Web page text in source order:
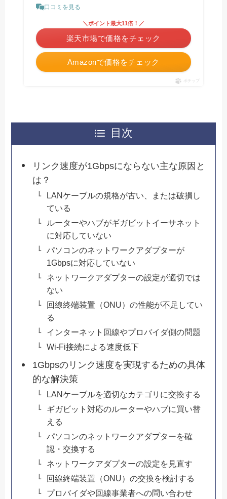
口コミを見る
Amazonで価格をチェック
＼ポイント最大11倍！／
楽天市場で価格をチェック
ポチップ
目次
リンク速度が1Gbpsにならない主な原因と
は？
LANケーブルの規格が古い、または破損し
ている
ルーターやハブがギガビットイーサネット
に対応していない
パソコンのネットワークアダプターが
1Gbpsに対応していない
ネットワークアダプターの設定が適切では
ない
回線終端装置（ONU）の性能が不足してい
る
インターネット回線やプロバイダ側の問題
Wi-Fi接続による速度低下
1Gbpsのリンク速度を実現するための具体
的な解決策
LANケーブルを適切なカテゴリに交換する
ギガビット対応のルーターやハブに買い替
える
パソコンのネットワークアダプターを確
認・交換する
ネットワークアダプターの設定を見直す
回線終端装置（ONU）の交換を検討する
プロバイダや回線事業者への問い合わせ